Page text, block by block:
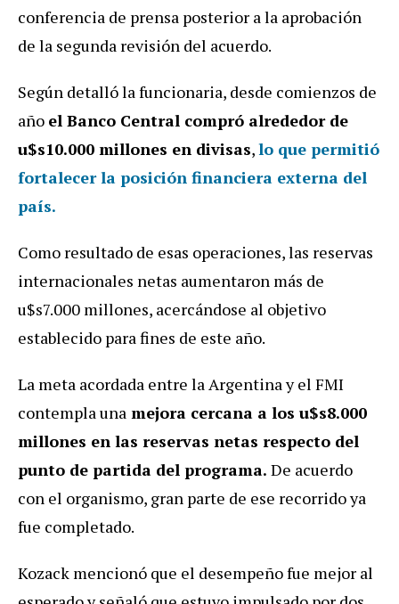
conferencia de prensa posterior a la aprobación
de la segunda revisión del acuerdo.
Según detalló la funcionaria, desde comienzos de
año el Banco Central compró alrededor de
u$s10.000 millones en divisas,lo que permitió
fortalecer la posición financiera externa del
país.
Como resultado de esas operaciones, las reservas
internacionales netas aumentaron más de
u$s7.000 millones, acercándose al objetivo
establecido para fines de este año.
La meta acordada entre la Argentina y el FMI
contempla una mejora cercana a los u$s8.000
millones en las reservas netas respecto del
punto de partida del programa. De acuerdo
con el organismo, gran parte de ese recorrido ya
fue completado.
Kozack mencionó que el desempeño fue mejor al